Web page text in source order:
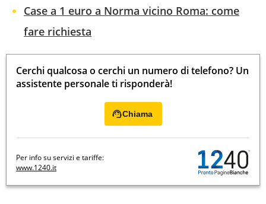
Case a 1 euro a Norma vicino Roma: come
fare richiesta
Cerchi qualcosa o cerchi un numero di telefono? Un
assistente personale ti risponderà!
Chiama
Per info su servizi e tariffe:
www.1240.it